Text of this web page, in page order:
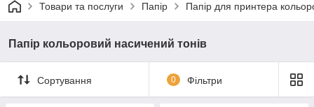
Товари та послуги Папір Папір для принтера
Папір кольоровий насичений тонів
Сортування 0 Фільтри